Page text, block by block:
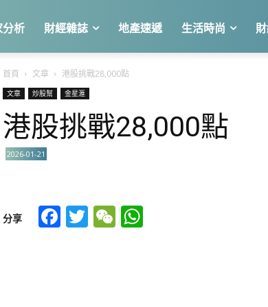
分析 財經雜誌 地產速遞 生活時尚
首頁 文章 港股挑戰28,000點
文章 炒股幫 金星滙
港股挑戰28,000點
2026-01-21
分享 Facebook
TwitterWeChat